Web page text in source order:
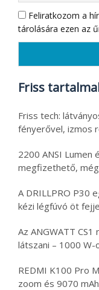
Feliratkozom a
tárolására ezen az
Friss
Friss tech:
fényerővel, izmos
2200 ANSI Lumen
megfizethető,
A DRILLPRO P30
kézi légfúvó öt
Az ANGWATT
látszani – 1000 W-
REDMI K100 Pro
zoom és 9070